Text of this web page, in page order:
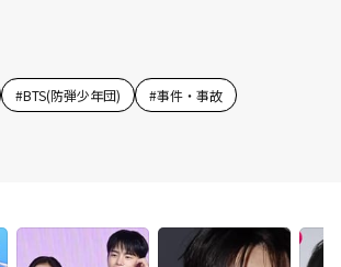
#BTS(防弾少年団) #事件・事故